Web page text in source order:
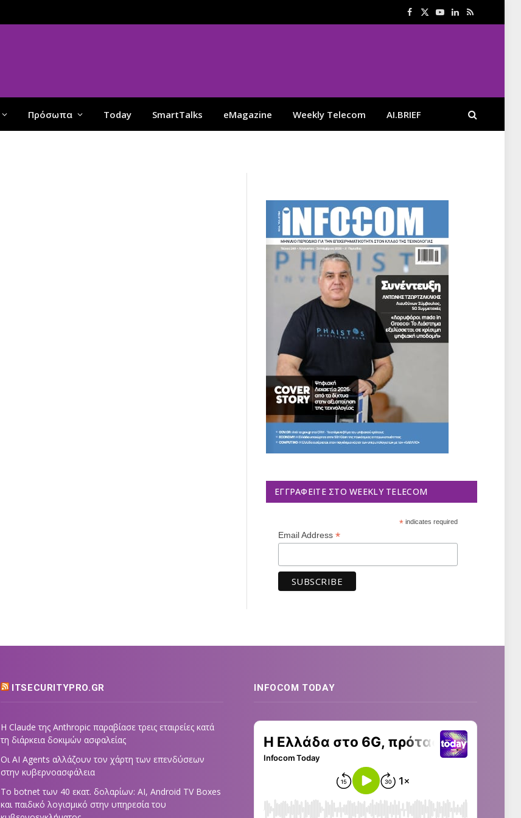
Facebook
X
YouTube
LinkedIn
RSS
Πρόσωπα Today SmartTalks eMagazine Weekly Telecom AI.BRIEF
ΕΓΓΡΑΦΕΊΤΕ ΣΤΟ WEEKLY TELECOM
*indicates required
Email Address *
ITSECURITYPRO.GR
Η Claude της Anthropic παραβίασε τρεις εταιρείες κατά
τη διάρκεια δοκιμών ασφαλείας
Οι AI Agents αλλάζουν τον χάρτη των επενδύσεων
στην κυβερνοασφάλεια
Το botnet των 40 εκατ. δολαρίων: AI, Android TV Boxes
και παιδικό λογισμικό στην υπηρεσία του
INFOCOM TODAY